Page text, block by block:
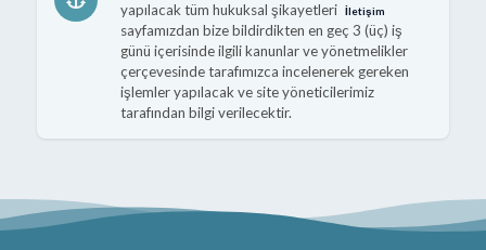
yapılacak tüm hukuksal şikayetleri İletişim
sayfamızdan bize bildirdikten en geç 3 (üç) iş
günü içerisinde ilgili kanunlar ve yönetmelikler
çerçevesinde tarafımızca incelenerek gereken
işlemler yapılacak ve site yöneticilerimiz
tarafından bilgi verilecektir.